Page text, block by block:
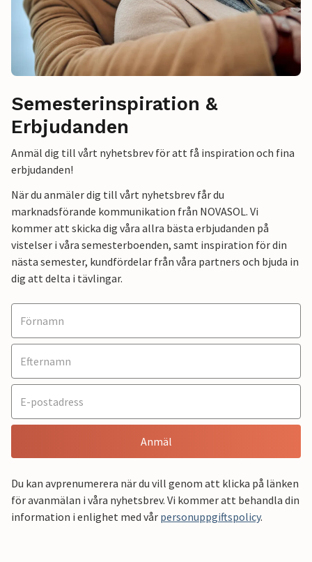
Semesterinspiration &
Erbjudanden
Anmäl dig till vårt nyhetsbrev för att få inspiration och fina
erbjudanden!
När du anmäler dig till vårt nyhetsbrev får du
marknadsförande kommunikation från NOVASOL. Vi
kommer att skicka dig våra allra bästa erbjudanden på
vistelser i våra semesterboenden, samt inspiration för din
nästa semester, kundfördelar från våra partners och bjuda in
dig att delta i tävlingar.
Anmäl
Du kan avprenumerera när du vill genom att klicka på länken
för avanmälan i våra nyhetsbrev. Vi kommer att behandla din
information i enlighet med vår personuppgiftspolicy.